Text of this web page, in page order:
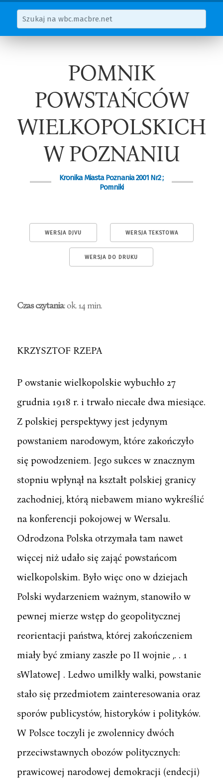
POMNIK
POWSTAŃCÓW
WIELKOPOLSKICH
W POZNANIU
Kronika Miasta Poznania 2001 Nr2 ;
Pomniki
WERSJA DJVU WERSJA TEKSTOWA
WERSJA DO DRUKU
Czas czytania: ok. 14 min.
KRZYSZTOF RZEPA
P owstanie wielkopolskie wybuchło 27
grudnia 1918 r. i trwało niecałe dwa miesiące.
Z polskiej perspektywy jest jedynym
powstaniem narodowym, które zakończyło
się powodzeniem. Jego sukces w znacznym
stopniu wpłynął na kształt polskiej granicy
zachodniej, którą niebawem miano wykreślić
na konferencji pokojowej w Wersalu.
Odrodzona Polska otrzymała tam nawet
więcej niż udało się zająć powstańcom
wielkopolskim. Było więc ono w dziejach
Polski wydarzeniem ważnym, stanowiło w
pewnej mierze wstęp do geopolitycznej
reorientacji państwa, której zakończeniem
miały być zmiany zaszłe po II wojnie ,. . 1
sWlatoweJ . Ledwo umilkły walki, powstanie
stało się przedmiotem zainteresowania oraz
sporów publicystów, historyków i polityków.
W Polsce toczyli je zwolennicy dwóch
przeciwstawnych obozów politycznych:
prawicowej narodowej demokracji (endecji)